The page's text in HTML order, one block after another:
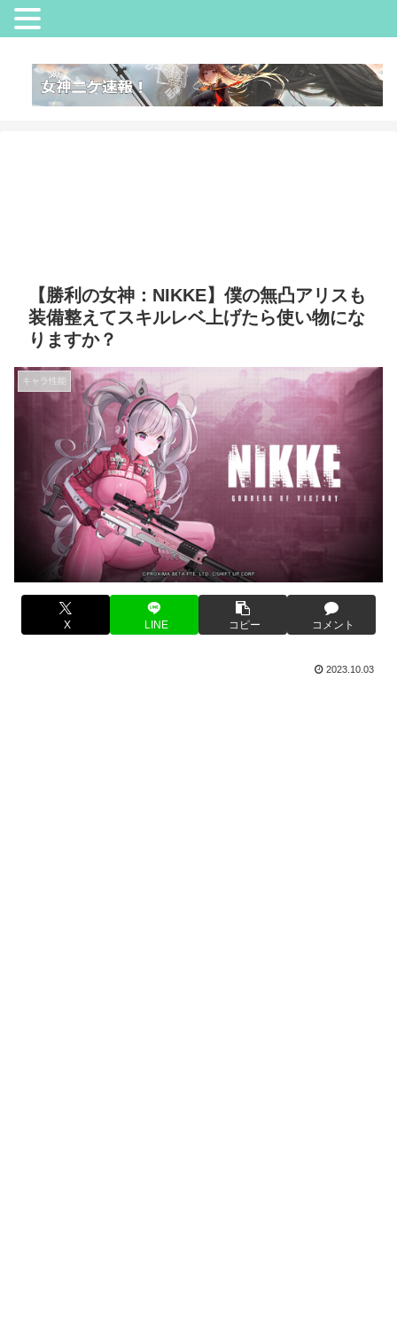
【勝利の女神：NIKKE】僕の無凸アリスも
装備整えてスキルレベ上げたら使い物にな
りますか？
キャラ性能
X LINE コピー コメント
2023.10.03